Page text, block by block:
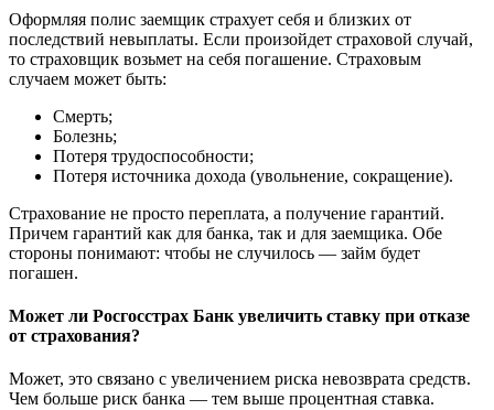
Оформляя полис заемщик страхует себя и близких от
последствий невыплаты. Если произойдет страховой случай,
то страховщик возьмет на себя погашение. Страховым
случаем может быть:
Смерть;
Болезнь;
Потеря трудоспособности;
Потеря источника дохода (увольнение, сокращение).
Страхование не просто переплата, а получение гарантий.
Причем гарантий как для банка, так и для заемщика. Обе
стороны понимают: чтобы не случилось — займ будет
погашен.
Может ли Росгосстрах Банк увеличить ставку при отказе
от страхования?
Может, это связано с увеличением риска невозврата средств.
Чем больше риск банка — тем выше процентная ставка.